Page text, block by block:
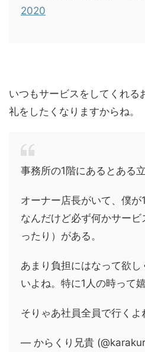
2020
いつもサービスをしてくれる
礼をしたくなりますからね。
事務所の1階にあるとある
オーナー店長がいて、僕が
なんだけど必ず何かサー
ったり）がある。
あまり負担にはなって欲
いよね。特に1人の時って
そりゃあ社員全員で行くよ
— からくり兄貴